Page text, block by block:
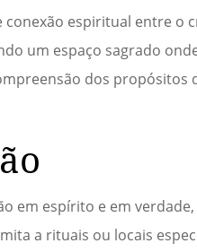
espiritual entre o
um espaço sagrado
dos propósitos
em espírito e em
a rituais ou locais